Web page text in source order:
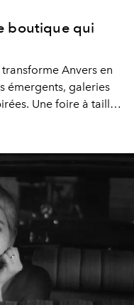
boutique qui
Anvers en
émergents, galeries
Une foire à taille
et l’audace.